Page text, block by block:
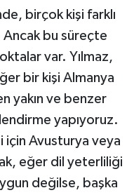
birçok kişi farklı
Ancak bu süreçte
var. Yılmaz,
bir kişi Almanya
yakın ve benzer
yapıyoruz.
için Avusturya veya
eğer dil yeterliliği
değilse, başka